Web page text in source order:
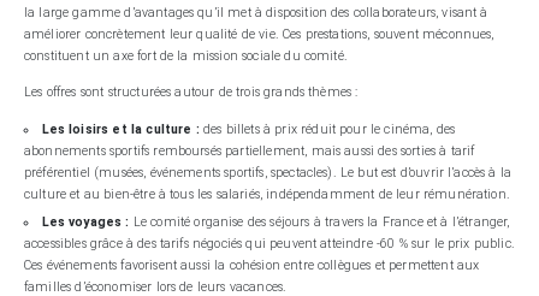
la large gamme d’avantages qu’il met à disposition des collaborateurs, visant à
améliorer concrètement leur qualité de vie. Ces prestations, souvent méconnues,
constituent un axe fort de la mission sociale du comité.
Les offres sont structurées autour de trois grands thèmes :
Les loisirs et la culture : des billets à prix réduit pour le cinéma, des
abonnements sportifs remboursés partiellement, mais aussi des sorties à tarif
préférentiel (musées, événements sportifs, spectacles). Le but est d’ouvrir l’accès à la
culture et au bien-être à tous les salariés, indépendamment de leur rémunération.
Les voyages : Le comité organise des séjours à travers la France et à l’étranger,
accessibles grâce à des tarifs négociés qui peuvent atteindre -60 % sur le prix public.
Ces événements favorisent aussi la cohésion entre collègues et permettent aux
familles d’économiser lors de leurs vacances.